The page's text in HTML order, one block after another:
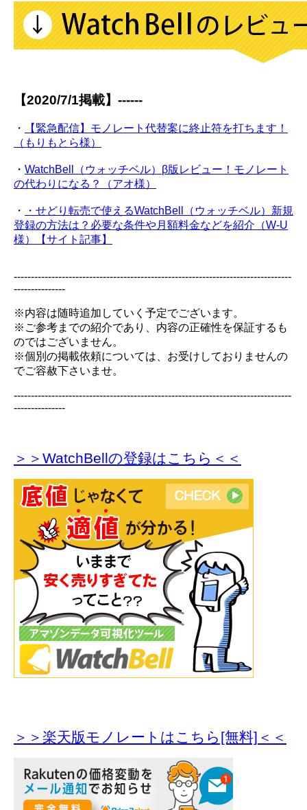
【2020/7/1掲載】------
・
【緊急配信】モノレート代替案に終止符を打ちます！
（もりもとら様）
・ WatchBell（ウォッチベル）β版レビュー！モノレート
の代わりになる？（アオ様）
・
・せどり転売で使えるWatchBell（ウォッチベル）新規
登録の方法は？必要な条件や月額料金などを紹介（W-U
様）【サイト記事】
---------------------------------------------------------------------------------
---------------
※内容は随時追加していく予定でございます。
※ご参考までの紹介であり、内容の正確性を保証するも
のではございません。
※個別の掲載依頼については、お受けしておりませんの
でご容赦下さいませ。
---------------------------------------------------------------------------------
---------------
＞＞WatchBellの登録はこちら＜＜
＞＞楽天版モノレートはこちら[無料]＜＜